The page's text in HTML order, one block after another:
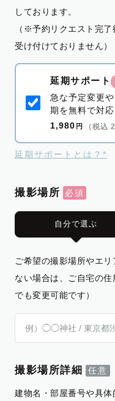
しております。
（※予約リクエスト完
受け付けておりません）
延期サポート
急な予定変更
期を無料で対応
1,980 円 （税込
延期サポートとは？*
撮影場所
自分で選ぶ
ご希望の撮影場所やエ
ない場合は、ご自宅の
でも変更可能です）
撮影場所詳細
建物名・部屋番号や具